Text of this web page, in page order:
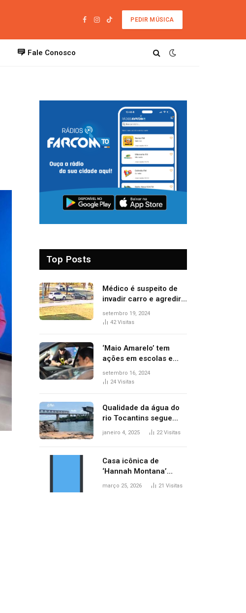
Facebook
Instagram
TikTok
PEDIR MÚSICA
Fale Conosco
Top Posts
Médico é suspeito de
invadir carro e agredir
delegado aposentado
durante confusão no
setembro 19, 2024
42Visitas
‘Maio Amarelo’ tem
ações em escolas e
ruas para prevenir
acidentes no trânsito
setembro 16, 2024
24 Visitas
Qualidade da água do
rio Tocantins segue
sem indicar alterações
afirma ANA
janeiro 4, 2025 22Visitas
Casa icônica de
‘Hannah Montana’
poderá ser alugada por
março 25, 2026 21 Visitas